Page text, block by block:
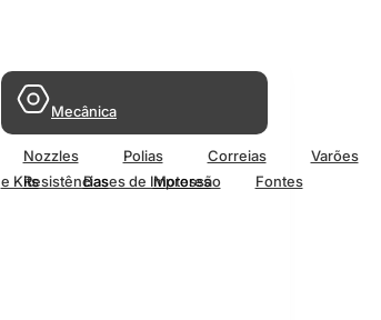
Resistências Motores
Fontes
Mecânica
Nozzles Polias Correias
Varões
e Kits
Bases de Impressão